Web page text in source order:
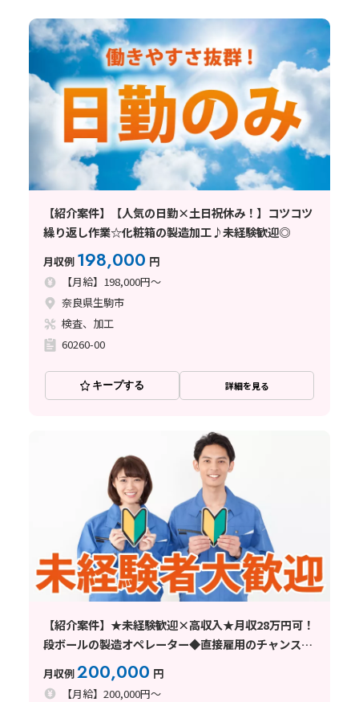
【紹介案件】【人気の日勤×土日祝休み！】コツコツ
繰り返し作業☆化粧箱の製造加工♪未経験歓迎◎
月収例 198,000 円
【月給】198,000円～
奈良県生駒市
検査、加工
60260-00
キープする 詳細を見る
【紹介案件】★未経験歓迎×高収入★月収28万円可！
段ボールの製造オペレーター◆直接雇用のチャンスあ
月収例200,000 円
【月給】200,000円～